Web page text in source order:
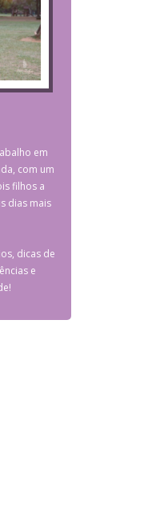
em
com um
filhos a
dias mais
dicas de
e